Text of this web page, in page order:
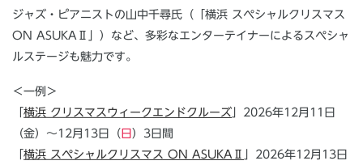
ジャズ・ピアニストの山中千尋氏（「横浜 スペシャルクリスマス
ON ASUKAⅡ」）など、多彩なエンターテイナーによるスペシャ
ルステージも魅力です。
＜一例＞
「横浜 クリスマスウィークエンドクルーズ 」2026年12月11日
（金）～12月13日（ 日 ）3日間
「横浜 スペシャルクリスマス ON ASUKAⅡ 」2026年12月13日